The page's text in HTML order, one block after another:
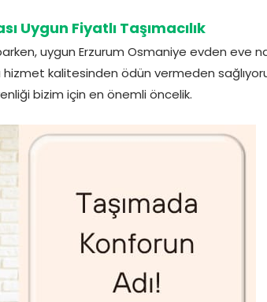
Uygun Fiyatlı Taşımacılık
uygun Erzurum Osmaniye evden eve
kalitesinden ödün vermeden
bizim için en önemli öncelik.